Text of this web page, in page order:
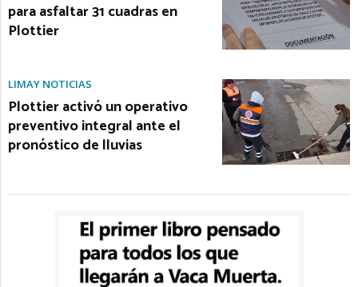
para asfaltar 31 cuadras en
Plottier
LIMAY NOTICIAS
Plottier activó un operativo
preventivo integral ante el
pronóstico de lluvias